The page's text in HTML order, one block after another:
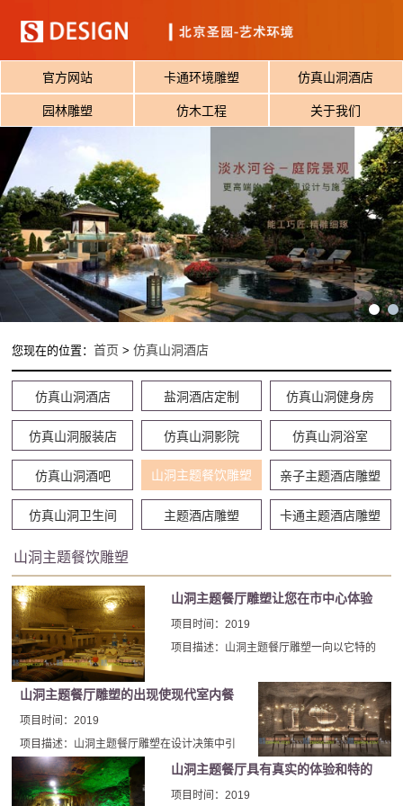
官方网站 卡通环境雕塑 仿真山洞酒店
园林雕塑 仿木工程 关于我们
您现在的位置：首页 >仿真山洞酒店
仿真山洞酒店 盐洞酒店定制 仿真山洞健身房
仿真山洞服装店 仿真山洞影院 仿真山洞浴室
仿真山洞酒吧 山洞主题餐饮雕塑 亲子主题酒店雕塑
仿真山洞卫生间 主题酒店雕塑 卡通主题酒店雕塑
山洞主题餐饮雕塑
山洞主题餐厅雕塑让您在市中心体验
原始山洞人的感觉
项目时间：2019
项目描述：山洞主题餐厅雕塑一向以它特的
装饰设计项目，俘获人们的喜爱。山洞主题
餐厅雕塑建造华丽，有着多样的技能和特的
山洞主题餐厅雕塑的出现使现代室内餐
厅装饰设计有了新的方向
项目时间：2019
项目描述：山洞主题餐厅雕塑在设计决策中引
入自然主义文化，使现代室内餐厅装饰设计有
了新的方向，整个设计脱颖而出。无论您是自
山洞主题餐厅具有真实的体验和特的
环境
项目时间：2019